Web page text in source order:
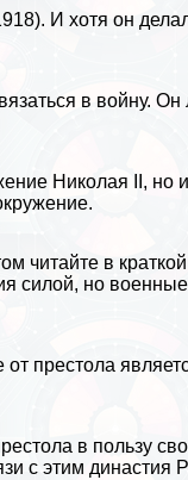
И хотя он
в войну.
Николая II, но
читайте в
силой, но
престола
в пользу
с этим